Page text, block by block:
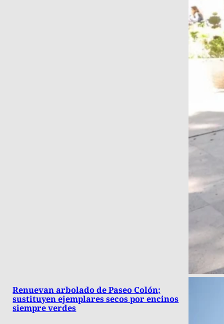
Renuevan arbolado de Paseo Colón;
sustituyen ejemplares secos por encinos
siempre verdes